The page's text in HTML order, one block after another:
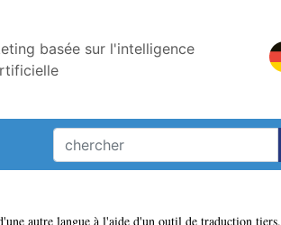
basée sur l'intelligence
autre langue à l'aide d'un outil de traduction tiers.